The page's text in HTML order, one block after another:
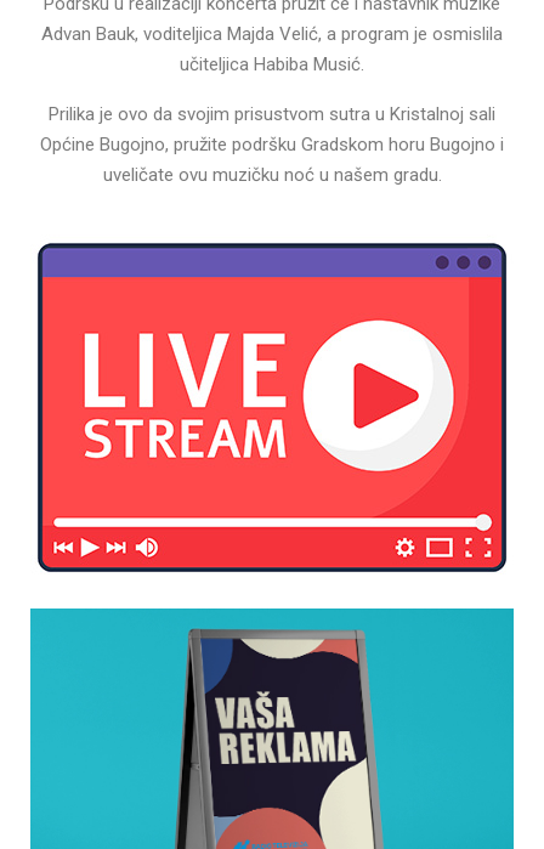
Advan Bauk, voditeljica Majda Velić, a program je osmislila
učiteljica Habiba Musić.
Prilika je ovo da svojim prisustvom sutra u Kristalnoj sali
Općine Bugojno, pružite podršku Gradskom horu Bugojno i
uveličate ovu muzičku noć u našem gradu.